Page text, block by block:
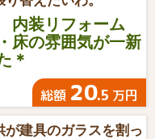
内装リフォーム
床の雰囲気が一新
＊
総額 20.5 万円
が建具のガラスを割っ